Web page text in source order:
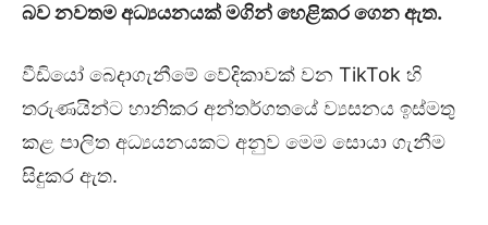
බව නවතම අධ්‍යයනයක් මගින් හෙළිකර ගෙන ඇත.
වීඩියෝ බෙදාගැනීමේ වේදිකාවක් වන TikTok හි
තරුණයින්ට හානිකර අන්තර්ගතයේ ව්‍යසනය ඉස්මතු
කළ පාලිත අධ්‍යයනයකට අනුව මෙම සොයා ගැනීම
සිදුකර ඇත.